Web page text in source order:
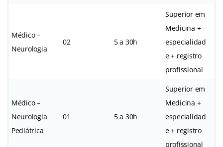
Médico –
Neurologia
02 5 a 30h
Superior em
Medicina +
especialidad
e + registro
profissional
Médico –
Neurologia
Pediátrica
01 5 a 30h
Superior em
Medicina +
especialidad
e + registro
profissional